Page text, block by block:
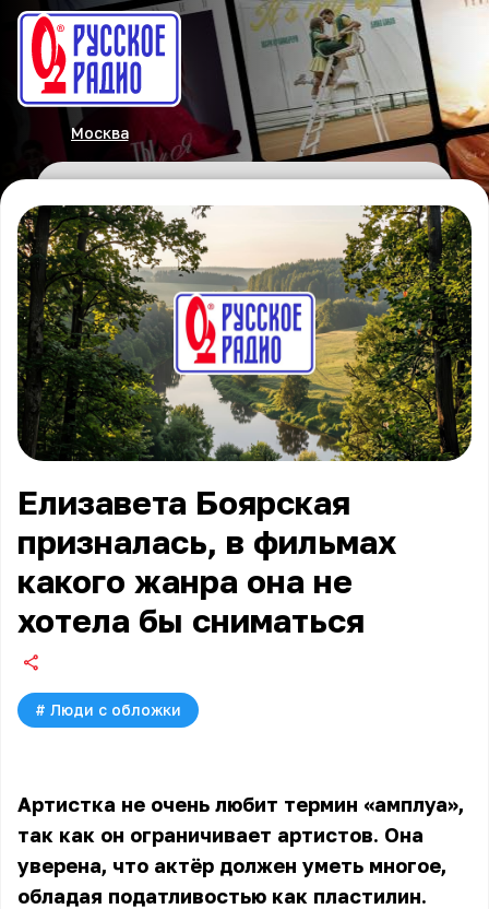
Москва
Елизавета Боярская
призналась, в фильмах
какого жанра она не
хотела бы сниматься
# Люди с обложки
Артистка не очень любит термин «амплуа»,
так как он ограничивает артистов. Она
уверена, что актёр должен уметь многое,
обладая податливостью как пластилин.